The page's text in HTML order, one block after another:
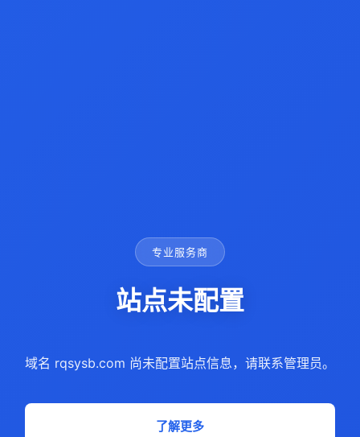
专业服务商
站点未配置
域名 rqsysb.com 尚未配置站点信息，请联系管理员。
了解更多